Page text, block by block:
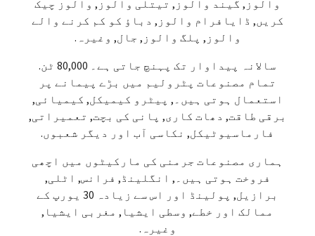
والوز, گیند والوز, تیتلی والوز, والوز چیک
کریں, ڈایافرام والوز, دباؤ کو کم کرنے والے
والوز, پلگ والوز, جال, وغیرہ.
سالانہ پیداوار تک پہنچ جاتی ہے۔ 80,000 ٹن.
تمام مصنوعات پٹرولیم میں بڑے پیمانے پر
استعمال ہوتی ہیں۔, پیٹرو کیمیکل, کیمیائی,
برقی طاقت, دھات کاری, پانی کی بچت, تعمیراتی,
فارماسیوٹیکل, نکاسی آب اور دیگر شعبوں.
ہماری مصنوعات جرمنی کی مارکیٹوں میں اچھی
فروخت ہوتی ہیں۔, انگلینڈ, فرانس, اٹلی,
برازیل, پولینڈ اور اس سے زیادہ 30 یورپ کے
ممالک اور خطے, وسطی ایشیا, مغربی ایشیا,
وغیرہ.